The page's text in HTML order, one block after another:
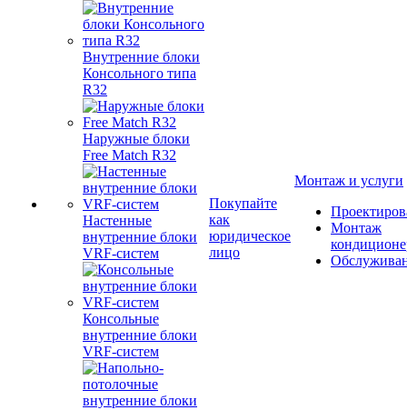
Внутренние блоки
Консольного типа
R32
Наружные блоки
Free Match R32
Настенные
внутренние блоки
VRF-систем
Консольные
внутренние блоки
VRF-систем
Покупайте
как
юридическое
лицо
Монтаж и услуги
Монтаж